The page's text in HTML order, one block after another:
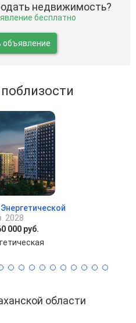
недвижимость?
бесплатно
объявление
2028
000 руб.
области